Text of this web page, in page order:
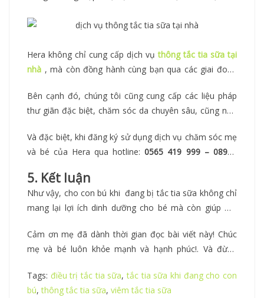
các biện pháp tại nhà mà tình trạng không cải thiện
Hera Care nhé!.Chuyên viên Hera sẽ giúp mẹthông
tắc tia sữavà giảm bớt áp lực trong quá trình cho con
kết hợp cùng phương pháp Đông y và công nghệ sóng
siêu âm đa tần, Hera cam kết mang đến cho mẹ sự
Hera không chỉ cung cấp dịch vụ thông tắc tia sữa tại
nhà , mà còn đồng hành cùng bạn qua các giai đoạn
massage thư giãn cho mẹ bầu ,chăm sóc hậu sản sau
sinh , chăm sóc mẹ và bé sau sinh toàn diện ,.. giúp mẹ
sinh nở.
Bên cạnh đó, chúng tôi cũng cung cấp các liệu pháp
thư giãn đặc biệt, chăm sóc da chuyên sâu, cũng như
khỏe và sự thoải mái tuyệt đối cho bé yêu của bạn.
Và đặc biệt, khi đăng ký sử dụng dịch vụ chăm sóc mẹ
và bé của Hera qua hotline: 0565 419 999 – 08986
kèm theo là những phần quà tặng có giá trị dành riêng
cho mẹ và bé. Hera Care tự hào là đối tác tin cậy và
đồng hành cùng mọi bà mẹ trên hành trình chăm sóc
5. Kết luận
Như vậy, cho con bú khi đang bị tắc tia sữa không chỉ
mang lại lợi ích dinh dưỡng cho bé mà còn giúp mẹ
Cảm ơn mẹ đã dành thời gian đọc bài viết này! Chúc
mẹ và bé luôn khỏe mạnh và hạnh phúc!. Và đừng
những kiến thức bổ ích mỗi ngày nhé!
Tags: điều trị tắc tia sữa,tắc tia sữa khi đang cho con
bú,thông tắc tia sữa, viêm tắc tia sữa